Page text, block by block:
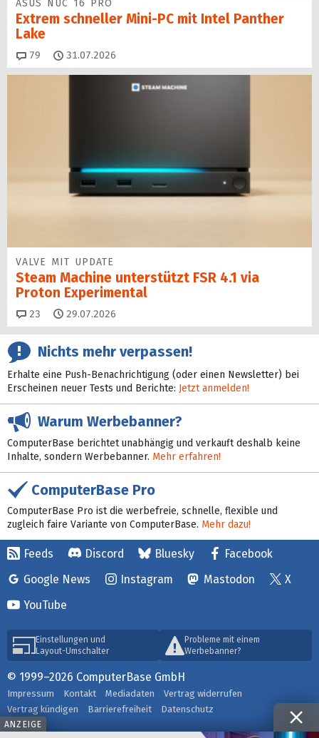
ASUS NUC 16 PRO
Extrem schneller Mini-PC mit Intel Panther
Lake
79 Kommentare
31.07.2026
VALVE MIT UPDATE
Steam Machine unterstützt FSR 4.1 via
Proton Experimental
23 Kommentare
29.07.2026
Nichts mehr verpassen!
Erhalte eine Push-Benachrichtigung (oder einen Newsletter) bei
Erscheinen neuer Tests und Berichte: Jetzt anmelden!
Warum Werbebanner?
ComputerBase berichtet unabhängig und verkauft deshalb keine
Inhalte, sondern Werbebanner. Mehr erfahren!
ComputerBase Pro
ComputerBase Pro ist die werbefreie, schnelle, flexible und
zugleich faire Variante von ComputerBase. Mehr dazu!
Feeds Discord Bluesky
Facebook
Google News
Instagram Mastodon
X
YouTube
Einstellungen und
Layout-Umschalter
Probleme mit einem
Werbebanner?
© 1999–2026 ComputerBase GmbH
Impressum Kontakt Mediadaten
Vertrag widerrufen
Vertrag kündigen
Barrierefreiheit Datenschutz